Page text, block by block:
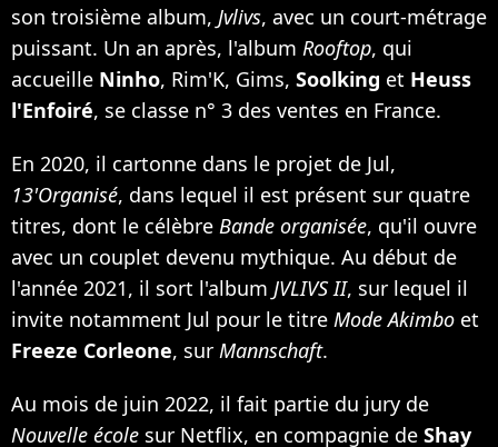
son troisième album, Jvlivs, avec un court-métrage
puissant. Un an après, l'album Rooftop, qui
accueille Ninho, Rim'K, Gims, Soolking et Heuss
l'Enfoiré, se classe n° 3 des ventes en France.
En 2020, il cartonne dans le projet de Jul,
13'Organisé, dans lequel il est présent sur quatre
titres, dont le célèbre Bande organisée, qu'il ouvre
avec un couplet devenu mythique. Au début de
l'année 2021, il sort l'album JVLIVS II, sur lequel il
invite notamment Jul pour le titre Mode Akimbo et
Freeze Corleone, sur Mannschaft.
Au mois de juin 2022, il fait partie du jury de
Nouvelle école sur Netflix, en compagnie de Shay